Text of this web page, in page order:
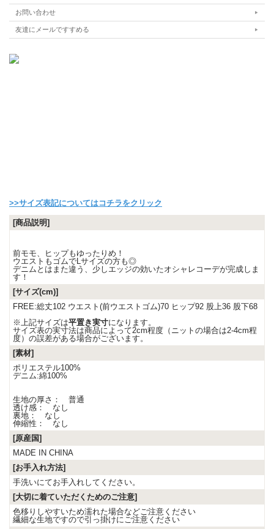
お問い合わせ
友達にメールですすめる
>>サイズ表記についてはコチラをクリック
[商品説明]
前モモ、ヒップもゆったりめ！
ウエストもゴムでLサイズの方も◎
デニムとはまた違う、少しエッジの効いたオシャレコーデが完成しま
す！
[サイズ(cm)]
FREE:総丈102 ウエスト(前ウエストゴム)70 ヒップ92 股上36 股下68
※上記サイズは平置き実寸になります。
サイズ表の実寸法は商品によって2cm程度（ニットの場合は2-4cm程
度）の誤差がある場合がございます。
[素材]
ポリエステル100%
デニム:綿100%
生地の厚さ： 普通
透け感： なし
裏地： なし
伸縮性： なし
[原産国]
MADE IN CHINA
[お手入れ方法]
手洗いにてお手入れしてください。
[大切に着ていただくためのご注意]
色移りしやすいため濡れた場合などご注意ください
繊細な生地ですので引っ掛けにご注意ください